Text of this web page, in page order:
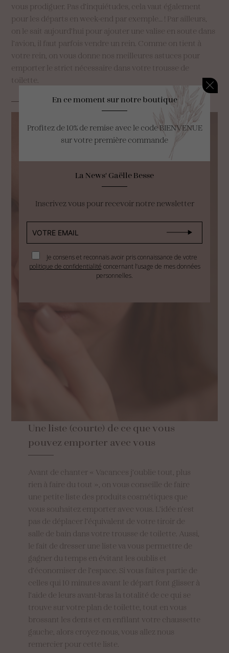
vous prodiguer. Pas d’inquiétudes, cela vaut également
pour les départs en week-end par exemple… ! Par ailleurs,
on le sait aujourd’hui pour ajouter une valise en soute dans
l’avion, il faut parfois vendre un rein. Comme on tient à
votre rein, on vous donne nos meilleures astuces pour
emporter le strict nécessaire dans votre trousse de
toilette.
Une liste (courte) de ce que vous
pouvez emporter avec vous
Avant de chanter « Vacances j’oublie tout, plus
rien à faire du tout », on vous conseille de faire
une petite liste des produits cosmétiques que
vous souhaitez emporter avec vous. L’idée n’est
pas de déplacer l’équivalent de votre tiroir de
salle de bain dans votre trousse de toilette. Aussi,
le fait de dresser une liste va vous permettre de
gagner du temps en évitant les oublis et
d’économiser de l’espace. Si vous faites partie de
celles qui 10 minutes avant le départ font glisser à
l’aide de leurs avant-bras la totalité de ce qui se
trouve sur votre plan de toilette, tout en vous
brossant les dents et en enfilant votre chaussette
gauche, alors croyez-nous, vous allez nous
remercier pour cette liste.
En ce moment sur notre boutique
Profitez de 10% de remise avec le code BIENVENUE
sur votre première commande
La News' Gaëlle Besse
Inscrivez vous pour recevoir notre newsletter
Je consens et reconnais avoir pris connaissance de votre
politique de confidentialité concernant l’usage de mes données
personnelles.